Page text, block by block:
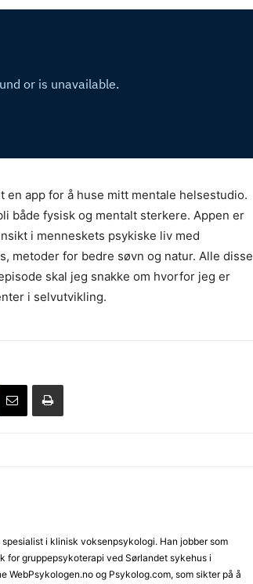
en app for å huse mitt mentale helsestudio.
både fysisk og mentalt sterkere. Appen er
i menneskets psykiske liv med
metoder for bedre søvn og natur. Alle disse
skal jeg snakke om hvorfor jeg er
i selvutvikling.
i klinisk voksenpsykologi. Han jobber som
for gruppepsykoterapi ved Sørlandet sykehus i
WebPsykologen.no og Psykolog.com, som sikter på å